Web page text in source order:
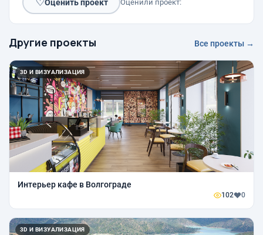
Оценить проект Оценили проект:
Другие проекты Все проекты →
3D И ВИЗУАЛИЗАЦИЯ
Интерьер кафе в Волгограде
102 0
3D И ВИЗУАЛИЗАЦИЯ